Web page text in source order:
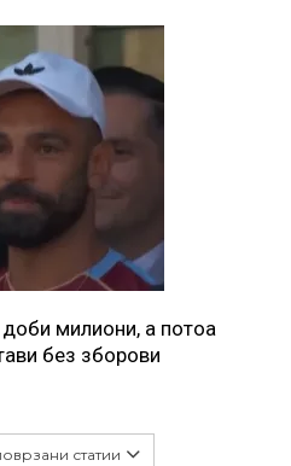
милиони, а потоа
без зборови
статии